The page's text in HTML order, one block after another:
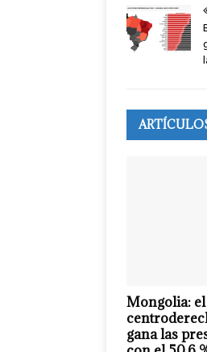
Mongolia: el
gana las